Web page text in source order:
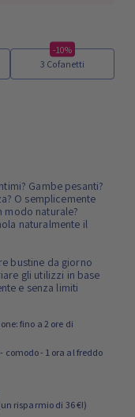
-10%
3 Cofanetti
Gambe pesanti?
O semplicemente
modo naturale?
naturalmente il
bustine da giorno
gli utilizzi in base
e senza limiti
fino a 2 ore di
- 1 ora al freddo
risparmio di 36 €!)